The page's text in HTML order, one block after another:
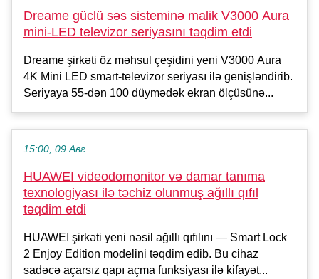
Dreame güclü səs sisteminə malik V3000 Aura
mini-LED televizor seriyasını təqdim etdi
Dreame şirkəti öz məhsul çeşidini yeni V3000 Aura
4K Mini LED smart-televizor seriyası ilə genişləndirib.
Seriyaya 55-dən 100 düymədək ekran ölçüsünə...
15:00, 09 Авг
HUAWEI videodomonitor və damar tanıma
texnologiyası ilə təchiz olunmuş ağıllı qıfıl
təqdim etdi
HUAWEI şirkəti yeni nəsil ağıllı qıfılını — Smart Lock
2 Enjoy Edition modelini təqdim edib. Bu cihaz
sadəcə açarsız qapı açma funksiyası ilə kifayət...